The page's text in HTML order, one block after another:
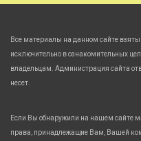
Все материалы на данном сайте
исключительно в ознакомительных
владельцам. Администрация сайта
несет.
Если Вы обнаружили на нашем сайте
права, принадлежащие Вам, Вашей